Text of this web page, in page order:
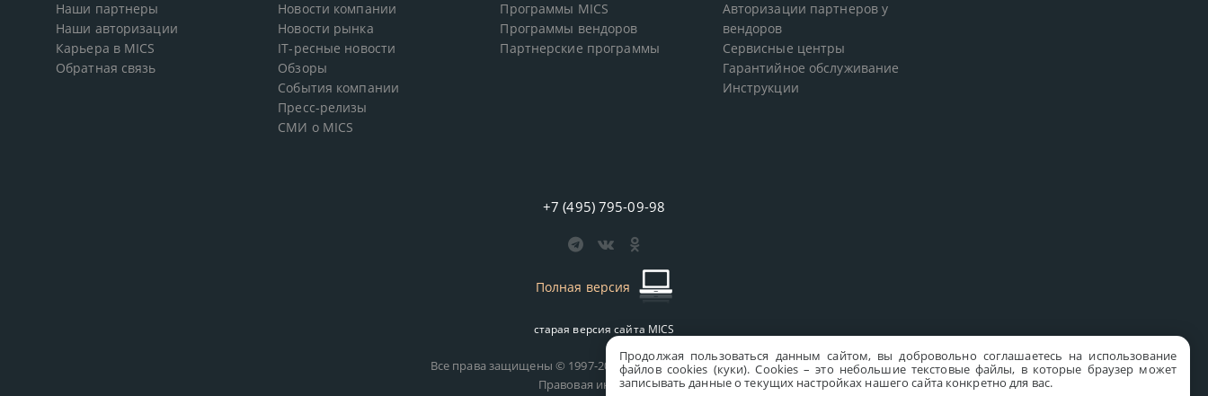
Продолжая пользоваться данным сайтом, вы добровольно соглашаетесь на использование
файлов cookies (куки). Сookies – это небольшие текстовые файлы, в которые браузер может
записывать данные о текущих настройках нашего сайта конкретно для вас.
Наши партнеры
Наши авторизации
Карьера в MICS
Обратная связь
Новости компании
Новости рынка
IT-ресные новости
Обзоры
События компании
Пресс-релизы
СМИ о MICS
Программы MICS
Программы вендоров
Партнерские программы
Авторизации партнеров у
вендоров
Сервисные центры
Гарантийное обслуживание
Инструкции
+7 (495) 795-09-98
Полная версия
старая версия сайта MICS
Все права защищены © 1997-2026 MICS Distribution Company
Правовая информация